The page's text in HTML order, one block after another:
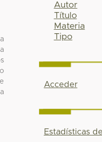
Autor
Título
Materia
Tipo
Acceder
Estadísticas